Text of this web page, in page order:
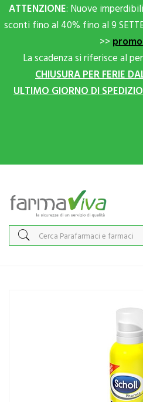
ATTENZIONE: Nuove
sconti fino al 40% fino al 9
>>
La scadenza si riferisce al
CHIUSURA PER FERIE
ULTIMO GIORNO DI
Piedi 150